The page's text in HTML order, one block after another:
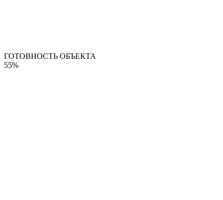
ГОТОВНОСТЬ ОБЪЕКТА
55%